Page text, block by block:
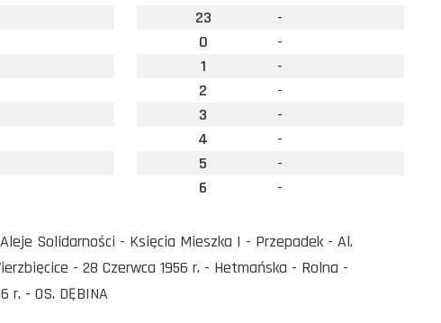
23
-
0
-
1
-
2
-
3
-
4
-
5
-
6
-
Solidarności - Księcia Mieszka I - Przepadek - Al.
- 28 Czerwca 1956 r. - Hetmańska - Rolna -
r. - OS. DĘBINA